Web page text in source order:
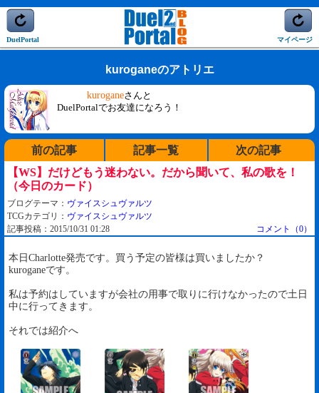
DuelPortal マイページ
kuroganeのアトリエ
kuroganeさんと
DuelPortalでお友達になろう！
前の記事 記事一覧
次の記事
【WS】だけどもう迷わない。だから聞いて、私の歌を！
（今日のカード）
ブログテーマ： ヴァイスシュヴァルツ
TCGカテゴリ： ヴァイスシュヴァルツ
記事投稿：2015/10/31 01:28
コメント（0）
本日Charlotte発売です。買う予定の皆様は買いましたか？
kuroganeです。
私は予約はしていますが会社の用事で取りに行けなかったので土日
中に行ってきます。
それでは紹介へ